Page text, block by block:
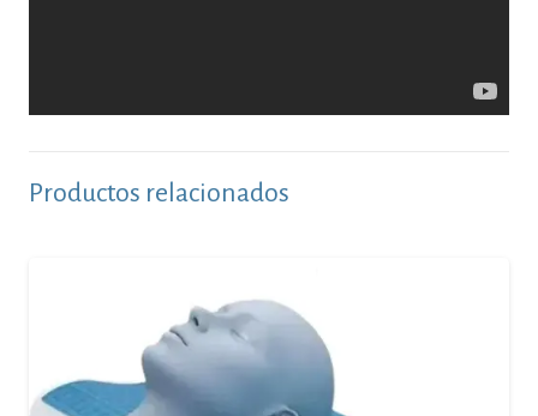
Productos relacionados